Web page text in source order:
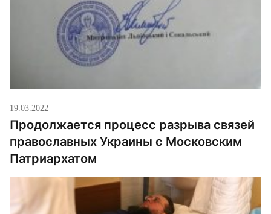
19.03.2022
Продолжается процесс разрыва связей
православных Украины с Московским
Патриархатом